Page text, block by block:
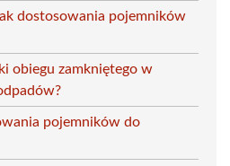
dostosowania pojemników
obiegu zamkniętego w
pojemników do